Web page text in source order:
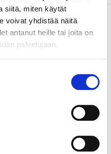
siitä, miten käytät
voivat yhdistää näitä
antanut heille tai joita on
palvelujaan.
Hämta
köpte också